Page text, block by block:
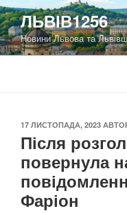
Перейти
до
вмісту
ЛЬВІВ1256
Новини Львова та
ОПУБЛІКОВАНО
17 ЛИСТОПАДА, 2023
Після
повернула
Фаріон